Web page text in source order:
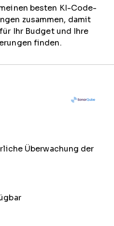
besten KI-Code-
zusammen, damit
Ihr Budget und Ihre
finden.
Überwachung der